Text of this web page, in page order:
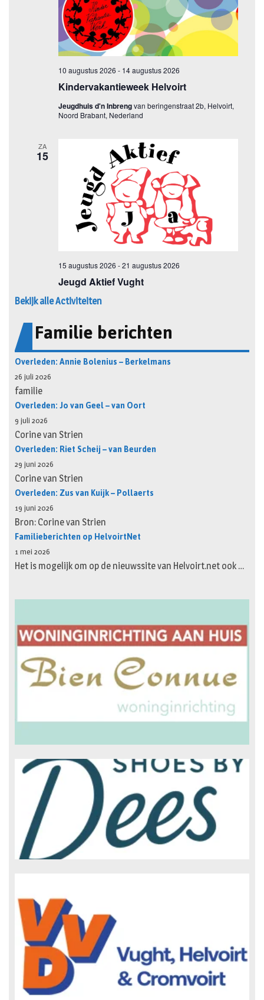
Bekijk alle Activiteiten
Familie berichten
Overleden: Annie Bolenius – Berkelmans
26 juli 2026
familie
Overleden: Jo van Geel – van Oort
9 juli 2026
Corine van Strien
Overleden: Riet Scheij – van Beurden
29 juni 2026
Corine van Strien
Overleden: Zus van Kuijk – Pollaerts
19 juni 2026
Bron: Corine van Strien
Familieberichten op HelvoirtNet
1 mei 2026
Het is mogelijk om op de nieuwssite van Helvoirt.net ook …